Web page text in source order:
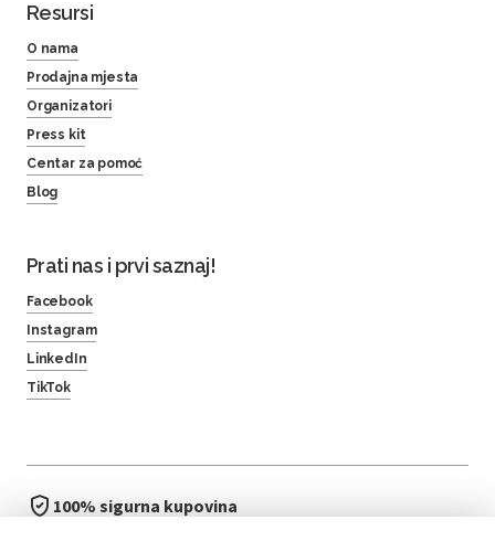
Resursi
O nama
Prodajna mjesta
Organizatori
Press kit
Centar za pomoć
Blog
Prati nas i prvi saznaj!
Facebook
Instagram
LinkedIn
TikTok
100% sigurna kupovina